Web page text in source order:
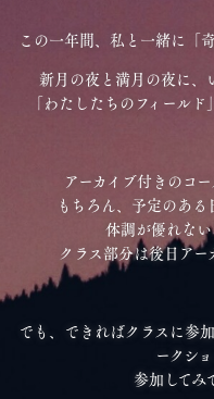
この一年間、私と一緒に「
新月の夜と満月の夜に、
「わたしたちのフィールド
アーカイブ付きのコ
もちろん、予定のあ
体調が優れない
クラス部分は後日アー
でも、できればクラスに参
ークシ
参加してみ